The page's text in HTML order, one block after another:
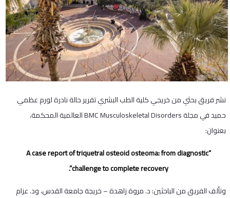
نشر فريق بحثي من خريجي كلية الطب البشري تقرير حالة نادرة لورم عظمي
حميد في مجلة BMC Musculoskeletal Disorders العالمية المحكمة،
بعنوان:
“A case report of triquetral osteoid osteoma: from diagnostic
challenge to complete recovery”.
وتألف الفريق من الباحثين: د. مروة زاهدة – خريجة جامعة القدس، ود. عزام